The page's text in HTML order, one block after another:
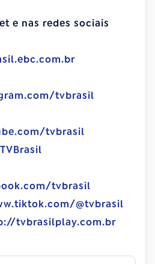
e nas redes sociais
tvbrasil
tvbrasil
tvbrasil
@tvbrasil
tvbrasilplay.com.br